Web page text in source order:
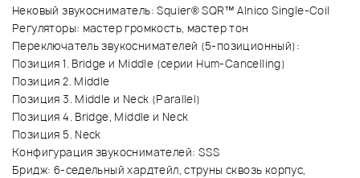
Нековый звукосниматель: Squier® SQR™ Alnico Single-Coil
Регуляторы: мастер громкость, мастер тон
Переключатель звукоснимателей (5-позиционный):
Позиция 1. Bridge и Middle (серии Hum-Cancelling)
Позиция 2. Middle
Позиция 3. Middle и Neck (Parallel)
Позиция 4. Bridge, Middle и Neck
Позиция 5. Neck
Конфигурация звукоснимателей: SSS
Бридж: 6-седельный хардтейл, струны сквозь корпус,